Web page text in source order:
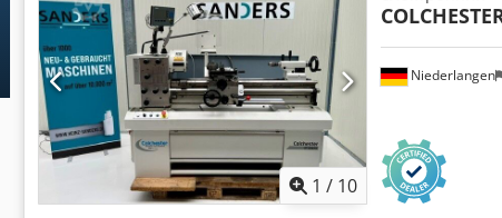
1 / 10
Niederlangen